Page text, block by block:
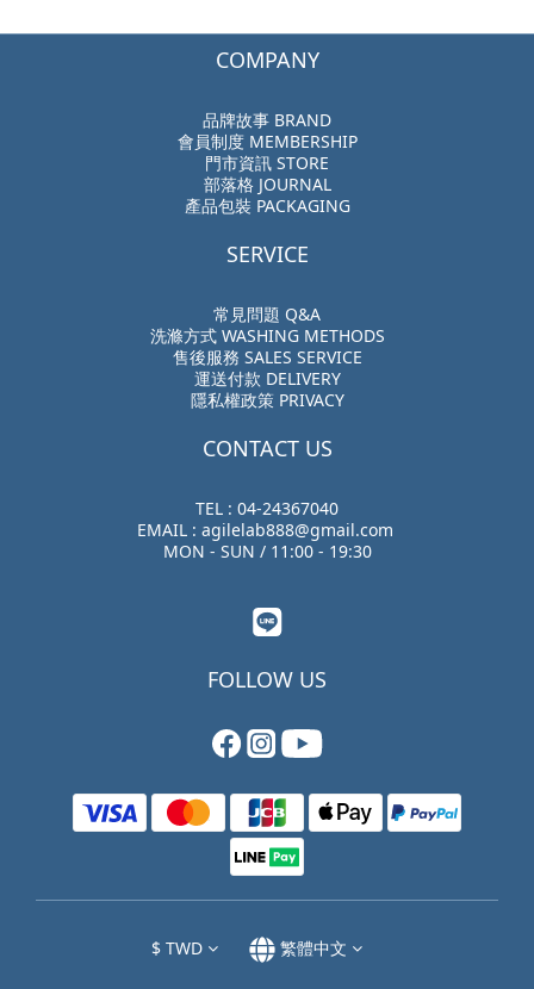
COMPANY
品牌故事 BRAND
會員制度 MEMBERSHIP
門市資訊 STORE
部落格 JOURNAL
產品包裝 PACKAGING
SERVICE
常見問題 Q&A
洗滌方式 WASHING METHODS
售後服務 SALES SERVICE
運送付款 DELIVERY
隱私權政策 PRIVACY
CONTACT US
TEL : 04-24367040
EMAIL : agilelab888@gmail.com
MON - SUN / 11:00 - 19:30
FOLLOW US
$ TWD 繁體中文